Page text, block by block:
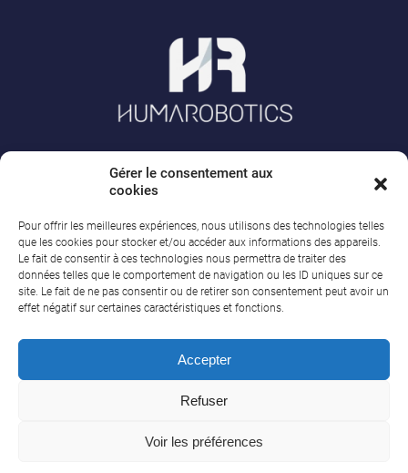
Gérer le consentement aux
cookies
Pour offrir les meilleures expériences, nous utilisons des technologies telles
que les cookies pour stocker et/ou accéder aux informations des appareils.
Le fait de consentir à ces technologies nous permettra de traiter des
données telles que le comportement de navigation ou les ID uniques sur ce
site. Le fait de ne pas consentir ou de retirer son consentement peut avoir un
effet négatif sur certaines caractéristiques et fonctions.
Accepter
Refuser
Voir les préférences
A PROPOS DE HUMAROBOTICS
HumaRobotics est le distributeur exclusif des robots collaboratifs Doosan
Robotics en France. Nous accompagnons les industriels dans leur projet
d’automatisation et de robotique collaborative.En savoir +
SIÈGE SOCIAL
HumaRobotics
© 2026 HumaRobotics. All rights reserved